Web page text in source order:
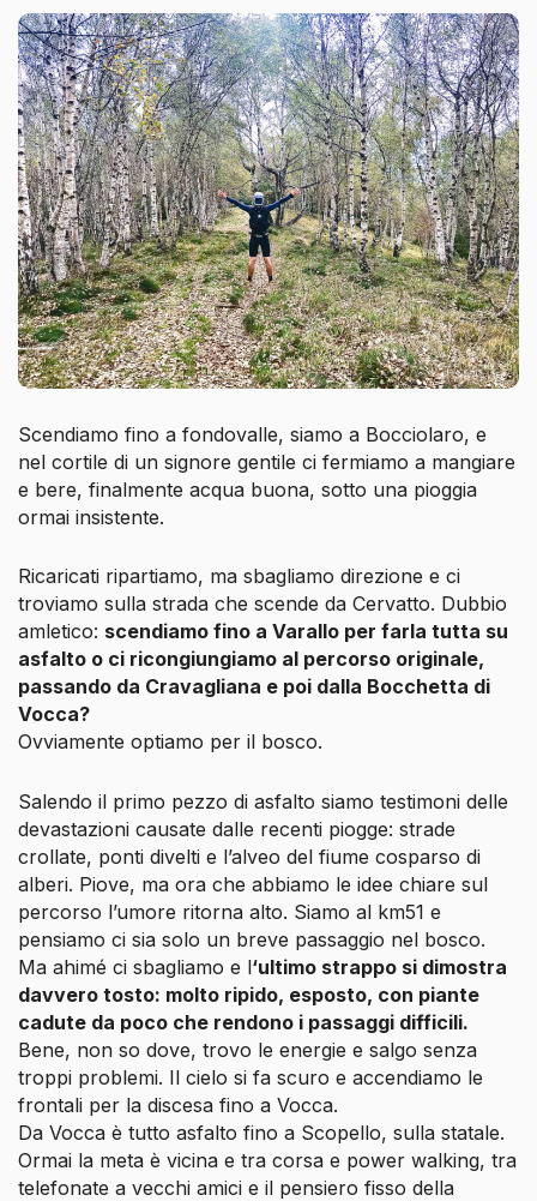
Scendiamo fino a fondovalle, siamo a Bocciolaro, e
nel cortile di un signore gentile ci fermiamo a mangiare
e bere, finalmente acqua buona, sotto una pioggia
ormai insistente.
Ricaricati ripartiamo, ma sbagliamo direzione e ci
troviamo sulla strada che scende da Cervatto. Dubbio
amletico: scendiamo fino a Varallo per farla tutta su
asfalto o ci ricongiungiamo al percorso originale,
passando da Cravagliana e poi dalla Bocchetta di
Vocca?
Ovviamente optiamo per il bosco.
Salendo il primo pezzo di asfalto siamo testimoni delle
devastazioni causate dalle recenti piogge: strade
crollate, ponti divelti e l’alveo del fiume cosparso di
alberi. Piove, ma ora che abbiamo le idee chiare sul
percorso l’umore ritorna alto. Siamo al km51 e
pensiamo ci sia solo un breve passaggio nel bosco.
Ma ahimé ci sbagliamo e l‘ultimo strappo si dimostra
davvero tosto: molto ripido, esposto, con piante
cadute da poco che rendono i passaggi difficili.
Bene, non so dove, trovo le energie e salgo senza
troppi problemi. Il cielo si fa scuro e accendiamo le
frontali per la discesa fino a Vocca.
Da Vocca è tutto asfalto fino a Scopello, sulla statale.
Ormai la meta è vicina e tra corsa e power walking, tra
telefonate a vecchi amici e il pensiero fisso della